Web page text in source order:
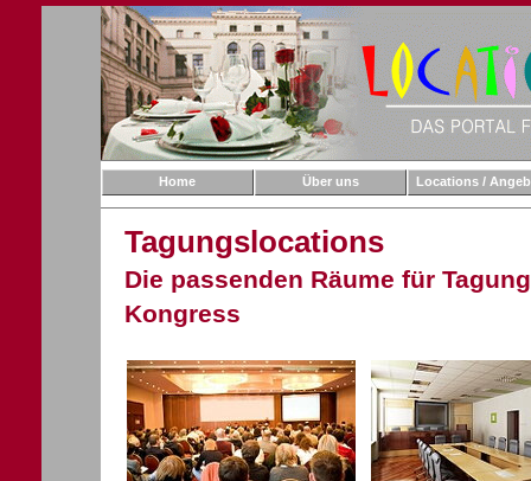
Home Über uns Locations /
Tagungslocations
Die passenden Räume für
Kongress